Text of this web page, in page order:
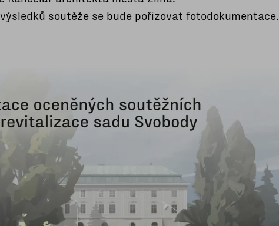
soutěže se bude pořizovat fotodokumentace.